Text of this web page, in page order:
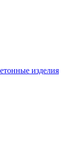
изделия